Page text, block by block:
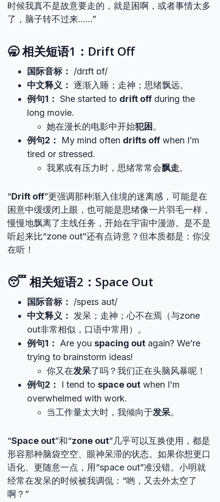
时候我真不是故意要走的，就是困啊，或者事情太多
了，脑子转不过来……”
🥱 相关短语1：Drift Off
国际音标：
/drɪft ɒf/
中文释义： 逐渐入睡；走神；思绪飘远。
例句1： She started to drift off during the
long movie.
她在漫长的电影中开始犯困 。
例句2：
My mind often drifts off when I’m
tired or stressed.
我累或有压力时，思绪常常会飘走。
“Drift off”更强调那种渐入佳境的迷离感，可能是在
困意中缓缓闭上眼，也可能是思绪像一片羽毛一样，
慢慢地飘离了主线任务，开始在宇宙中漫游。是不是
听起来比“zone out”还有点诗意？但本质都是：你没
在听！
😴 相关短语2：Space Out
国际音标：
/speɪs aʊt/
中文释义：
发呆；走神；心不在焉（与zone
out非常相似，口语中常用）。
例句1：
Are you spacing out again? We’re
trying to brainstorm ideas!
你又在发呆了吗？我们正在头脑风暴呢！
例句2：
I tend to space out when I’m
overwhelmed with work.
当工作量太大时，我倾向于发呆。
“Space out”和“zone out”几乎可以互换使用，都是
形容那种脑袋空空、眼神呆滞的状态。如果你想更口
语化、更随意一点，用“space out”准没错。小明就
经常在发呆的时候被我调侃：“哟，又去外太空了
啊？”